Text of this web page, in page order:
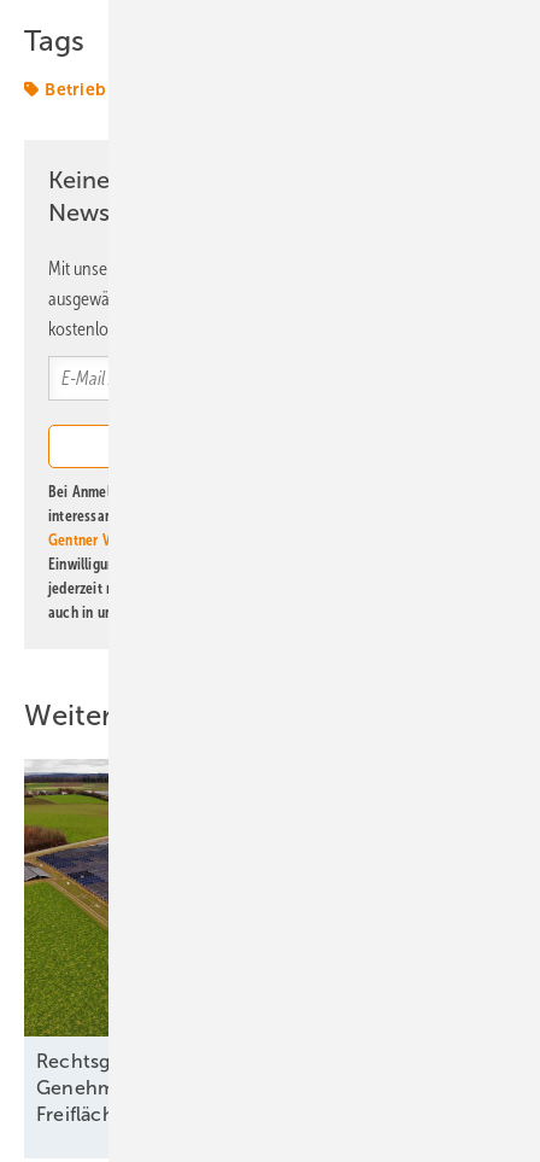
Tags
Betrieb
Keine Zeit? Kein Problem mit dem ERE
Newsletter!
Mit unserem Newsletter erhalten Sie regelmäßig von uns
ausgewählte Informationen und Neuigkeiten, gebündelt und
kostenlos direkt ins Postfach.
Bei Anmeldung zu diesem Newsletter bin ich damit einverstanden, über
interessante Verlags- und Online-Angebote
Gentner Verlag GmbH & Co. KG
Einwilligung kann ich jederzeit widerrufen und eine Abmeldung ist
jederzeit möglich. Informationen zum Umgang mit Daten finden Sie
auch in unserer
Weitere Inhalte
Rechtsgutachten: Mehr Sicherheit bei
Genehmigung von solarthermischen
Freiflächenanlagen